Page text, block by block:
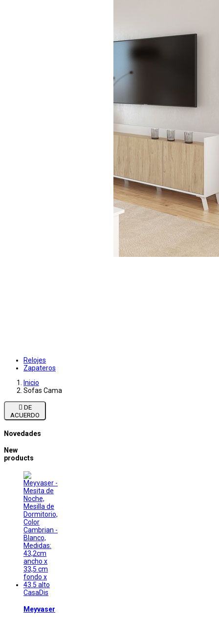
Relojes
Zapateros
Inicio
Sofas Cama

ACUERDO
Novedades
New
products
CasaDis
Meyvaser